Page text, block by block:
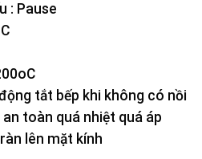
: Pause
tắt bếp khi không có nồi
an toàn quá nhiệt quá áp
lên mặt kính